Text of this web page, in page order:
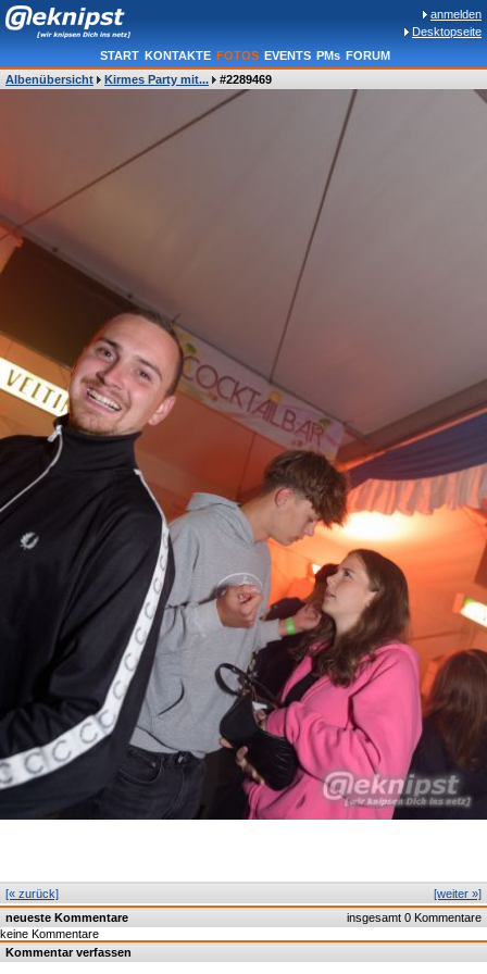
anmelden
Desktopseite
START KONTAKTE FOTOS EVENTS PMs FORUM
Albenübersicht
Kirmes Party mit... #2289469
[weiter »]
[« zurück]
insgesamt 0 Kommentare
neueste Kommentare
keine Kommentare
Kommentar verfassen